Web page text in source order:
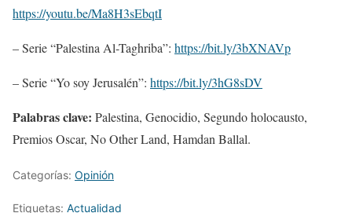
https://youtu.be/Ma8H3sEbqtI
– Serie “Palestina Al-Taghriba”: https://bit.ly/3bXNAVp
– Serie “Yo soy Jerusalén”: https://bit.ly/3hG8sDV
Palabras clave: Palestina, Genocidio, Segundo holocausto,
Premios Oscar, No Other Land, Hamdan Ballal.
Categorías: Opinión
Etiquetas: Actualidad